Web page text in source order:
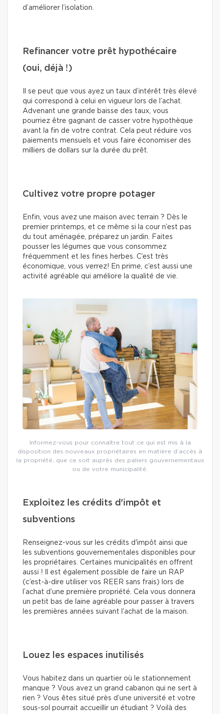
d’améliorer l’isolation.
Refinancer votre prêt hypothécaire
(oui, déjà !)
Il se peut que vous ayez un taux d’intérêt très élevé
qui correspond à celui en vigueur lors de l’achat.
Advenant une grande baisse des taux, vous
pourriez être gagnant de casser votre hypothèque
avant la fin de votre contrat. Cela peut réduire vos
paiements mensuels et vous faire économiser des
milliers de dollars sur la durée du prêt.
Cultivez votre propre potager
Enfin, vous avez une maison avec terrain ? Dès le
premier printemps, et ce même si la cour n’est pas
du tout aménagée, préparez un jardin. Faites
pousser les légumes que vous consommez
fréquemment et les fines herbes. C’est très
économique, vous verrez! En prime, c’est aussi une
activité agréable qui améliore la qualité de vie.
Informez-vous pour connaître tout ce qui est mis à la
disposition des nouveaux propriétaires en matière d’accès à
la propriété, que ce soit auprès des paliers gouvernementaux
ou de votre municipalité.
Exploitez les crédits d'impôt et
subventions
Renseignez-vous sur les crédits d'impôt ainsi que
les subventions gouvernementales disponibles pour
les propriétaires. Certaines municipalités en offrent
aussi ! Il est également possible de faire un RAP
(c’est-à-dire utiliser vos REER sans frais) lors de
l’achat d’une première propriété. Cela vous donnera
un petit bas de laine agréable pour passer à travers
les premières années suivant l’achat de la maison.
Louez les espaces inutilisés
Vous habitez dans un quartier où le stationnement
manque ? Vous avez un grand cabanon qui ne sert à
rien ? Vous êtes situé près d’une université et votre
sous-sol pourrait accueillir un étudiant ? Voilà des